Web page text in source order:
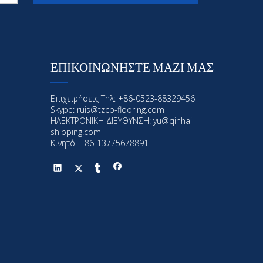
ΕΠΙΚΟΙΝΩΝΗΣΤΕ ΜΑΖΙ ΜΑΣ
Επιχειρήσεις Τηλ: +86-0523-88329456
Skype: ruis@tzcp-flooring.com
ΗΛΕΚΤΡΟΝΙΚΗ ΔΙΕΥΘΥΝΣΗ: yu@qinhai-
shipping.com
Κινητό. +86-13775678891